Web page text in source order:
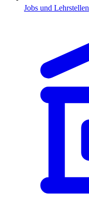
Jobs und Lehrstellen